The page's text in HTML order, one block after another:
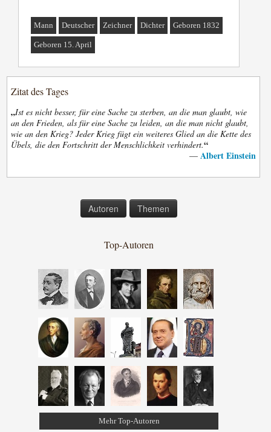
Mann Deutscher Zeichner Dichter Geboren 1832
Geboren 15. April
Zitat des Tages
„Ist es nicht besser, für eine Sache zu sterben, an die man glaubt, wie
an den Frieden, als für eine Sache zu leiden, an die man nicht glaubt,
wie an den Krieg? Jeder Krieg fügt ein weiteres Glied an die Kette des
Übels, die den Fortschritt der Menschlichkeit verhindert.“
— Albert Einstein
Autoren Themen
Top-Autoren
Mehr Top-Autoren